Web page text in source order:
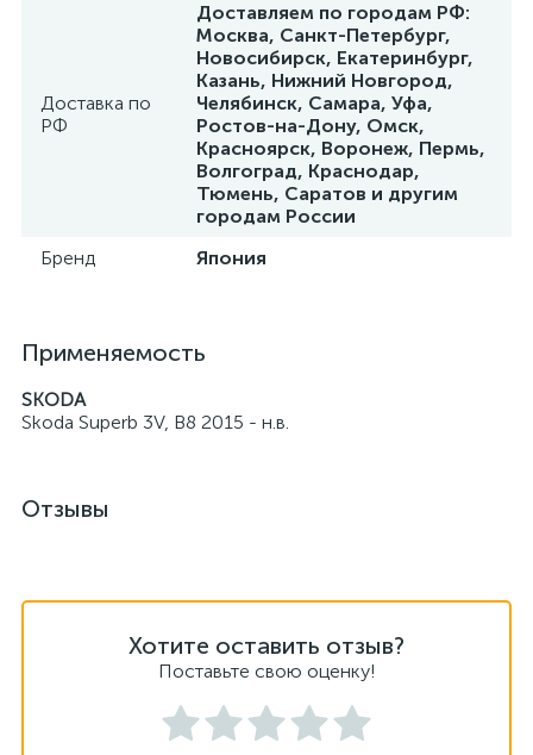
Доставка по
РФ
Доставляем по городам РФ:
Москва, Санкт-Петербург,
Новосибирск, Екатеринбург,
Казань, Нижний Новгород,
Челябинск, Самара, Уфа,
Ростов-на-Дону, Омск,
Красноярск, Воронеж, Пермь,
Волгоград, Краснодар,
Тюмень, Саратов и другим
городам России
Бренд
Япония
Применяемость
SKODA
Skoda Superb 3V, B8 2015 - н.в.
Отзывы
Хотите оставить отзыв?
Поставьте свою оценку!